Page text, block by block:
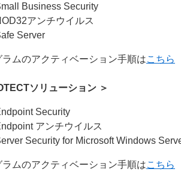
Business Security
アンチウイルス
Server
ラムのアクティベーション手順はこちら
ソリューション ＞
Security
アンチウイルス
Security for Microsoft Windows
ラムのアクティベーション手順はこちら